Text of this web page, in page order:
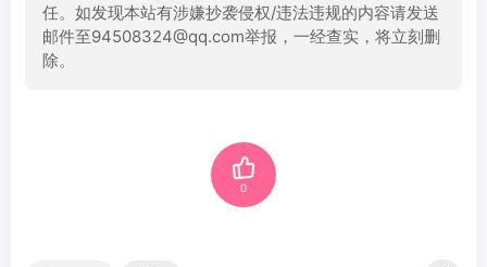
任。如发现本站有涉嫌抄袭侵权/违法违规的内容请发送
邮件至94508324@qq.com举报，一经查实，将立刻删
除。
0